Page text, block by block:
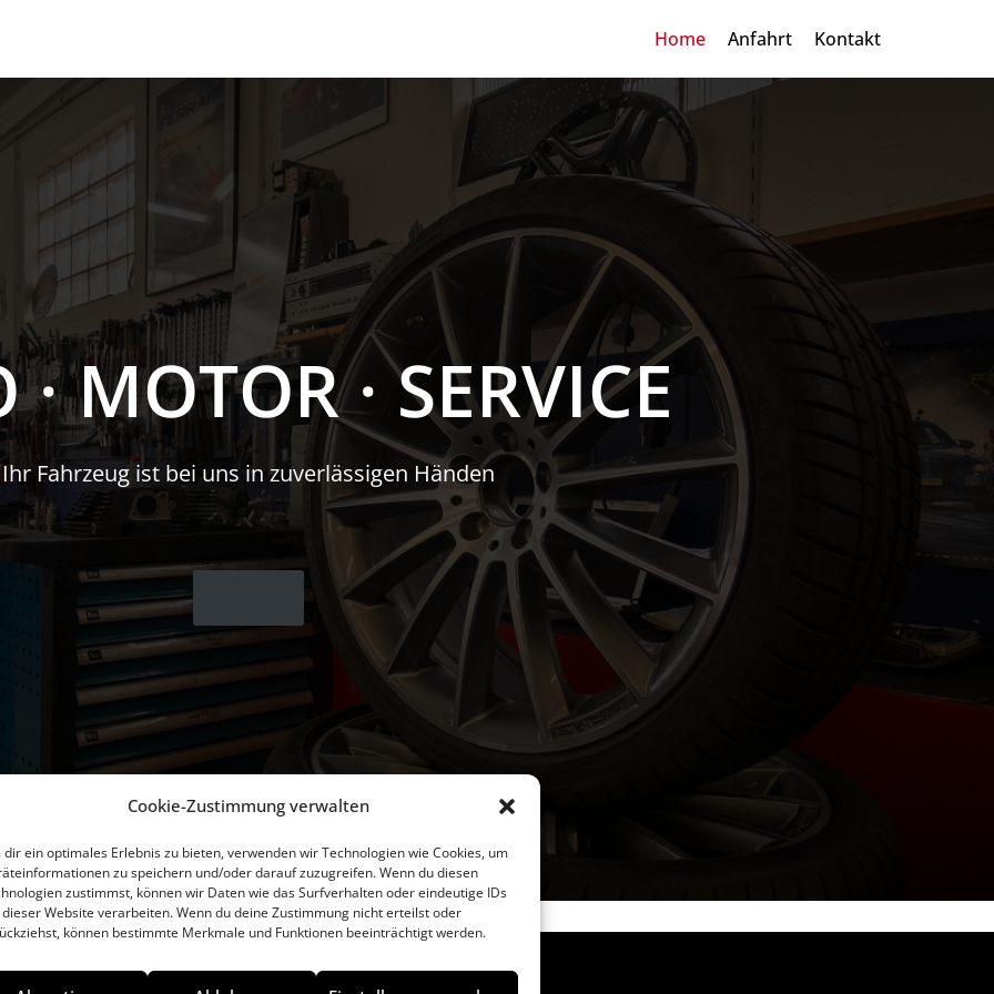
Cookie-Zustimmung verwalten
dir ein optimales Erlebnis zu bieten, verwenden wir Technologien wie Cookies, um
zu speichern und/oder darauf zuzugreifen. Wenn du diesen
zustimmst, können wir Daten wie das Surfverhalten oder eindeutige IDs
Website verarbeiten. Wenn du deine Zustimmung nicht erteilst oder
können bestimmte Merkmale und Funktionen beeinträchtigt werden.
Home Anfahrt Kontakt
MOTOR · SERVICE
Ihr Fahrzeug ist bei uns in zuverlässigen Händen